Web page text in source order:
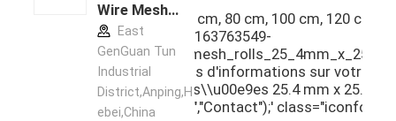
Wire Mesh
Co.,Ltd profil
du fabricant
East
GenGuan Tun
Industrial
District,Anping,H
ebei,China
du rouleau\",\"60 cm, 80 cm, 100 cm, 120 cm,
photo\\/pd163763549-
pla\\u00eet envoyez-moi plus d'informations sur votre
blanches galvanis\\u00e9es 25.4 mm x 25.4
class="iconfont